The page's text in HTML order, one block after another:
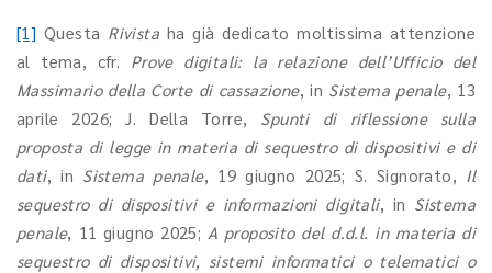
[1] Questa Rivista ha già dedicato moltissima attenzione
al tema, cfr. Prove digitali: la relazione dell’Ufficio del
Massimario della Corte di cassazione, in Sistema penale, 13
aprile 2026; J. Della Torre, Spunti di riflessione sulla
proposta di legge in materia di sequestro di dispositivi e di
dati, in Sistema penale, 19 giugno 2025; S. Signorato, Il
sequestro di dispositivi e informazioni digitali, in Sistema
penale, 11 giugno 2025; A proposito del d.d.l. in materia di
sequestro di dispositivi, sistemi informatici o telematici o